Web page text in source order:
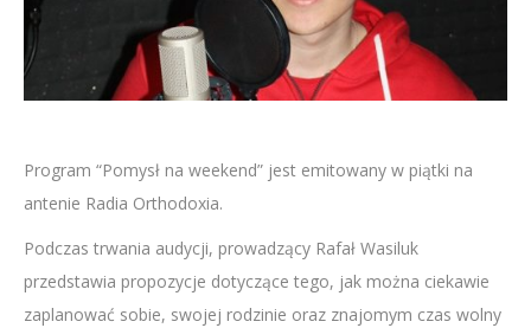
Program “Pomysł na weekend” jest emitowany w piątki na
antenie Radia Orthodoxia.
Podczas trwania audycji, prowadzący Rafał Wasiluk
przedstawia propozycje dotyczące tego, jak można ciekawie
zaplanować sobie, swojej rodzinie oraz znajomym czas wolny